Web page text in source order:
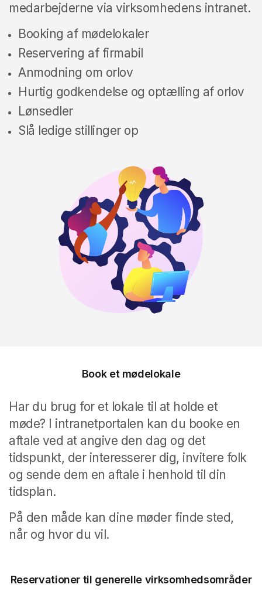
medarbejderne via virksomhedens intranet.
Booking af mødelokaler
Reservering af firmabil
Anmodning om orlov
Hurtig godkendelse og optælling af orlov
Lønsedler
Slå ledige stillinger op
Book et mødelokale
Har du brug for et lokale til at holde et
møde? I intranetportalen kan du booke en
aftale ved at angive den dag og det
tidspunkt, der interesserer dig, invitere folk
og sende dem en aftale i henhold til din
tidsplan.
På den måde kan dine møder finde sted,
når og hvor du vil.
Reservationer til generelle virksomhedsområder